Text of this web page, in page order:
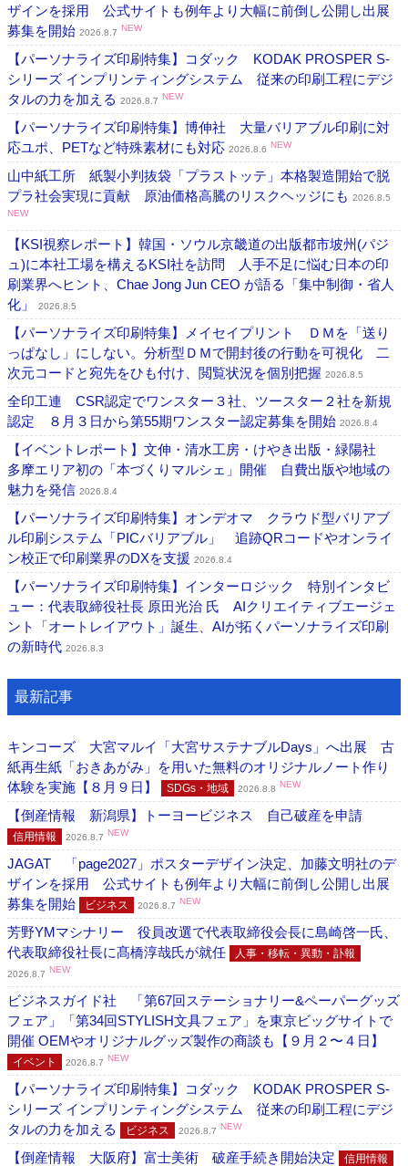
ザインを採用 公式サイトも例年より大幅に前倒し公開し出展
募集を開始 2026.8.7 NEW
【パーソナライズ印刷特集】コダック KODAK PROSPER S-
シリーズ インプリンティングシステム 従来の印刷工程にデジ
タルの力を加える 2026.8.7 NEW
【パーソナライズ印刷特集】博伸社 大量バリアブル印刷に対
応ユポ、PETなど特殊素材にも対応 2026.8.6 NEW
山中紙工所 紙製小判抜袋「プラストッテ」本格製造開始で脱
プラ社会実現に貢献 原油価格高騰のリスクヘッジにも 2026.8.5
NEW
【KSI視察レポート】韓国・ソウル京畿道の出版都市坡州(パジ
ュ)に本社工場を構えるKSI社を訪問 人手不足に悩む日本の印
刷業界へヒント、Chae Jong Jun CEO が語る「集中制御・省人
化」
2026.8.5
【パーソナライズ印刷特集】メイセイプリント ＤＭを「送り
っぱなし」にしない。分析型ＤＭで開封後の行動を可視化 二
次元コードと宛先をひも付け、閲覧状況を個別把握 2026.8.5
全印工連 CSR認定でワンスター３社、ツースター２社を新規
認定 ８月３日から第55期ワンスター認定募集を開始 2026.8.4
【イベントレポート】文伸・清水工房・けやき出版・緑陽社
多摩エリア初の「本づくりマルシェ」開催 自費出版や地域の
魅力を発信 2026.8.4
【パーソナライズ印刷特集】オンデオマ クラウド型バリアブ
ル印刷システム「PICバリアブル」 追跡QRコードやオンライ
ン校正で印刷業界のDXを支援 2026.8.4
【パーソナライズ印刷特集】インターロジック 特別インタビ
ュー：代表取締役社長 原田光治 氏 AIクリエイティブエージェ
ント「オートレイアウト」誕生、AIが拓くパーソナライズ印刷
の新時代 2026.8.3
最新記事
キンコーズ 大宮マルイ「大宮サステナブルDays」へ出展 古
紙再生紙「おきあがみ」を用いた無料のオリジナルノート作り
体験を実施【８月９日】
SDGs・地域 2026.8.8 NEW
【倒産情報 新潟県】トーヨービジネス 自己破産を申請
信用情報 2026.8.7 NEW
JAGAT 「page2027」ポスターデザイン決定、加藤文明社のデ
ザインを採用 公式サイトも例年より大幅に前倒し公開し出展
募集を開始
ビジネス 2026.8.7 NEW
芳野YMマシナリー 役員改選で代表取締役会長に島崎啓一氏、
代表取締役社長に髙橋淳哉氏が就任
人事・移転・異動・訃報
2026.8.7 NEW
ビジネスガイド社 「第67回ステーショナリー&ペーパーグッズ
フェア」「第34回STYLISH文具フェア」を東京ビッグサイトで
開催 OEMやオリジナルグッズ製作の商談も【９月２〜４日】
イベント 2026.8.7 NEW
【パーソナライズ印刷特集】コダック KODAK PROSPER S-
シリーズ インプリンティングシステム 従来の印刷工程にデジ
タルの力を加える
ビジネス 2026.8.7 NEW
【倒産情報 大阪府】富士美術 破産手続き開始決定 信用情報